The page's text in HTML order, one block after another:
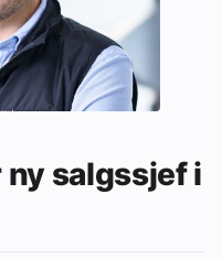
ny salgssjef i